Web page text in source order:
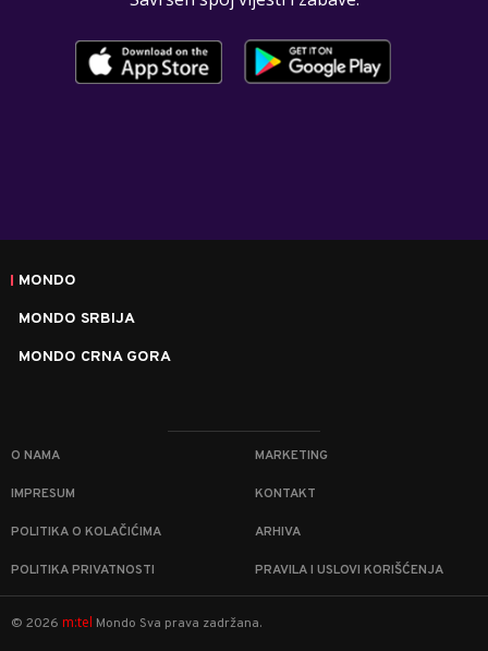
MONDO
MONDO SRBIJA
MONDO CRNA GORA
O NAMA MARKETING
IMPRESUM KONTAKT
POLITIKA O KOLAČIĆIMA ARHIVA
POLITIKA PRIVATNOSTI PRAVILA I USLOVI KORIŠĆENJA
© 2026 m:tel Mondo Sva prava zadržana.